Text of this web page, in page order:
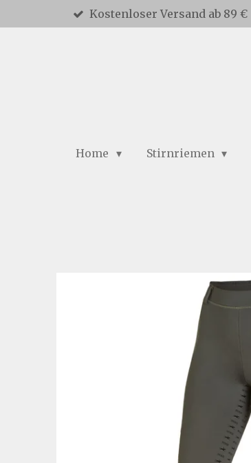
Hauptinhalt
Kostenloser Versand ab 89 €
Home Stirnriemen